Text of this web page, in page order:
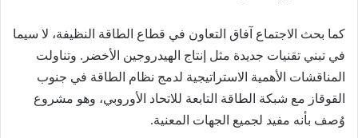
كما بحث الاجتماع آفاق التعاون في قطاع الطاقة النظيفة، لا سيما
في تبني تقنيات جديدة مثل إنتاج الهيدروجين الأخضر. وتناولت
المناقشات الأهمية الاستراتيجية لدمج نظام الطاقة في جنوب
القوقاز مع شبكة الطاقة التابعة للاتحاد الأوروبي، وهو مشروع
وُصف بأنه مفيد لجميع الجهات المعنية.